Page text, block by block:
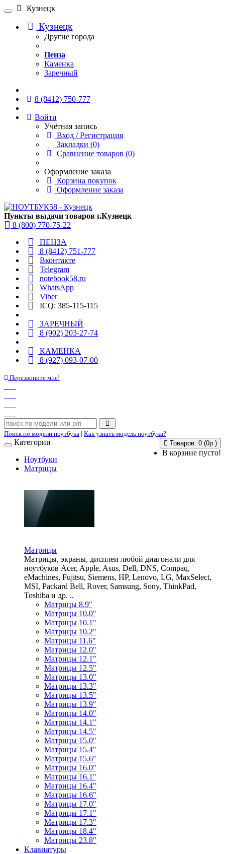
Кузнецк
Кузнецк
Другие города
Пенза
Каменка
Заречный
8 (8412) 750-777
Войти
Учётная запись
Вход / Регистрация
Закладки (0)
Сравнение товаров (0)
Оформление заказа
Корзина покупок
Оформление заказа
Пункты выдачи товаров г.Кузнецк
8 (800) 770-75-22
ПЕНЗА
8 (8412) 751-777
Вконтакте
Telegram
notebook58.ru
WhatsApp
Viber
ICQ: 385-115-115
ЗАРЕЧНЫЙ
8 (902) 203-27-74
КАМЕНКА
8 (927) 093-07-00
Перезвоните мне!
Поиск по модели ноутбука | Как узнать модель ноутбука?
Товаров: 0 (0р.)
В корзине пусто!
Категории
Ноутбуки
Матрицы
Матрицы
Матрицы, экраны, дисплеи любой диагонали для
ноутбуков Acer, Apple, Asus, Dell, DNS, Compaq,
eMachines, Fujitsu, Siemens, HP, Lenovo, LG, MaxSelect,
MSI, Packard Bell, Rover, Samsung, Sony, ThinkPad,
Toshiba и др. ..
Матрицы 8.9"
Матрицы 10.0"
Матрицы 10.1"
Матрицы 10.2"
Матрицы 11.6"
Матрицы 12.0"
Матрицы 12.1"
Матрицы 12.5"
Матрицы 13.0"
Матрицы 13.3"
Матрицы 13.5"
Матрицы 13.9"
Матрицы 14.0"
Матрицы 14.1"
Матрицы 14.5"
Матрицы 15.0"
Матрицы 15.4"
Матрицы 15.6"
Матрицы 16.0"
Матрицы 16.1"
Матрицы 16.4"
Матрицы 16.6"
Матрицы 17.0"
Матрицы 17.1"
Матрицы 17.3"
Матрицы 18.4"
Матрицы 23.8"
Клавиатуры